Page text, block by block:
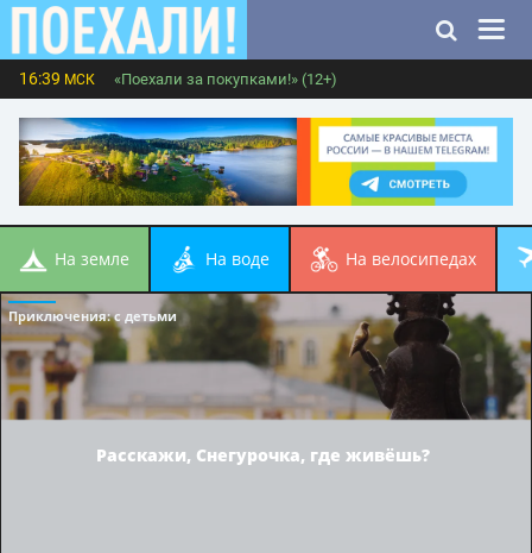
16:39 МСК «Поехали за покупками!» (12+)
на земле на воде на велосипедах
Приключения: с детьми
Расскажи, Снегурочка, где живёшь?